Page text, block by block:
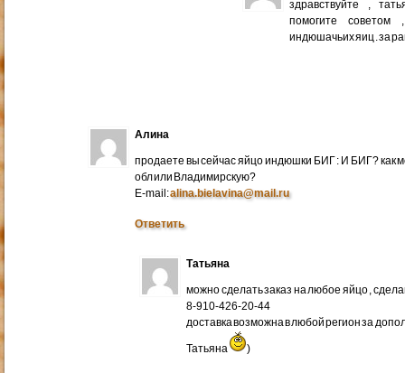
здравствуйте ,
помогите
индюшачьих яиц . за
Алина
продаете вы сейчас яйцо индюшки БИГ : И БИГ? как
обл или Владимирскую?
E-mail:alina.bielavina@mail.ru
Ответить
Татьяна
можно сделать заказ на любое яйцо ,
8-910-426-20-44
доставка возможна в любой регион за
Татьяна )